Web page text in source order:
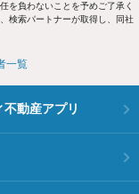
を負わないことを予めご了承く
検索パートナーが取得し、同社
一覧
不動産アプリ